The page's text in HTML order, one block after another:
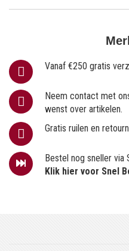
Vanaf €250 gratis
Neem contact met
wenst over artikelen.
Gratis ruilen en
Bestel nog sneller via
Klik hier voor Snel